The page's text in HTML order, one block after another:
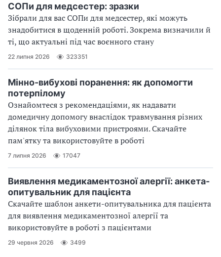
СОПи для медсестер: зразки
Зібрали для вас СОПи для медсестер, які можуть
знадобитися в щоденній роботі. Зокрема визначили й
ті, що актуальні під час воєнного стану
22 липня 2026 323351
Мінно-вибухові поранення: як допомогти
потерпілому
Ознайомтеся з рекомендаціями, як надавати
домедичну допомогу внаслідок травмування різних
ділянок тіла вибуховими пристроями. Скачайте
пам'ятку та використовуйте в роботі
7 липня 2026 17047
Виявлення медикаментозної алергії: анкета-
опитувальник для пацієнта
Скачайте шаблон анкети-опитувальника для пацієнта
для виявлення медикаментозної алергії та
використовуйте в роботі з пацієнтами
29 червня 2026 3499